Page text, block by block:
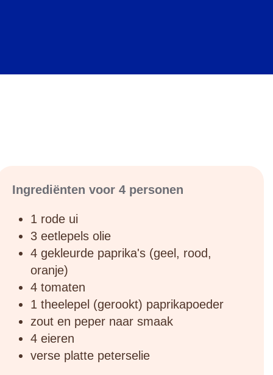
Ingrediënten voor 4 personen
1 rode ui
3 eetlepels olie
4 gekleurde paprika's (geel, rood,
oranje)
4 tomaten
1 theelepel (gerookt) paprikapoeder
zout en peper naar smaak
4 eieren
verse platte peterselie